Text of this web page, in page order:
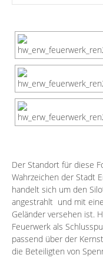
Der Standort für diese
Wahrzeichen der Stadt
handelt sich um den
angestrahlt und mit
Geländer versehen ist.
Feuerwerk als
passend über der
die Beteiligten von